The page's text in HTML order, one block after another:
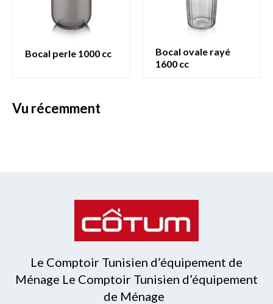
bocal perle 1000 cc
bocal ovale rayé
1600 cc
vu récemment
Le Comptoir Tunisien d’équipement de
Ménage Le Comptoir Tunisien d’équipement
de Ménage